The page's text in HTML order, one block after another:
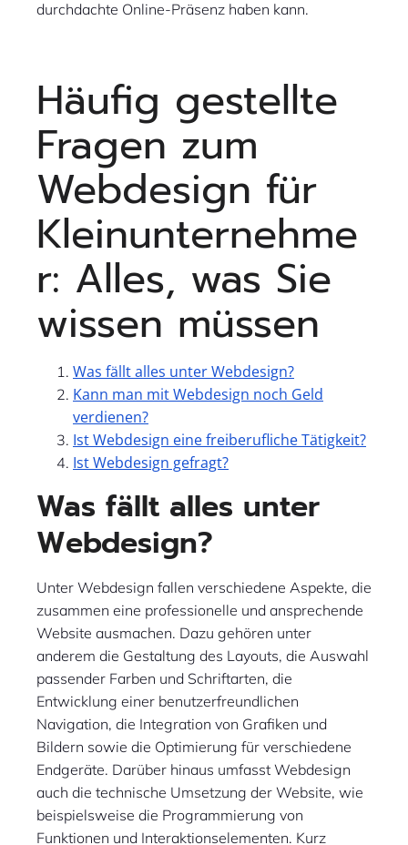
durchdachte Online-Präsenz haben kann.
Häufig gestellte
Fragen zum
Webdesign für
Kleinunternehme
r: Alles, was Sie
wissen müssen
Was fällt alles unter Webdesign?
Kann man mit Webdesign noch Geld
verdienen?
Ist Webdesign eine freiberufliche Tätigkeit?
Ist Webdesign gefragt?
Was fällt alles unter
Webdesign?
Unter Webdesign fallen verschiedene Aspekte, die
zusammen eine professionelle und ansprechende
Website ausmachen. Dazu gehören unter
anderem die Gestaltung des Layouts, die Auswahl
passender Farben und Schriftarten, die
Entwicklung einer benutzerfreundlichen
Navigation, die Integration von Grafiken und
Bildern sowie die Optimierung für verschiedene
Endgeräte. Darüber hinaus umfasst Webdesign
auch die technische Umsetzung der Website, wie
beispielsweise die Programmierung von
Funktionen und Interaktionselementen. Kurz